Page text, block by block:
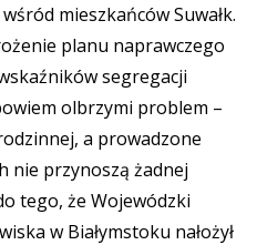
mieszkańców Suwałk.
planu naprawczego
segregacji
olbrzymi problem –
a prowadzone
nie przynoszą żadnej
tego, że Wojewódzki
w Białymstoku nałożył